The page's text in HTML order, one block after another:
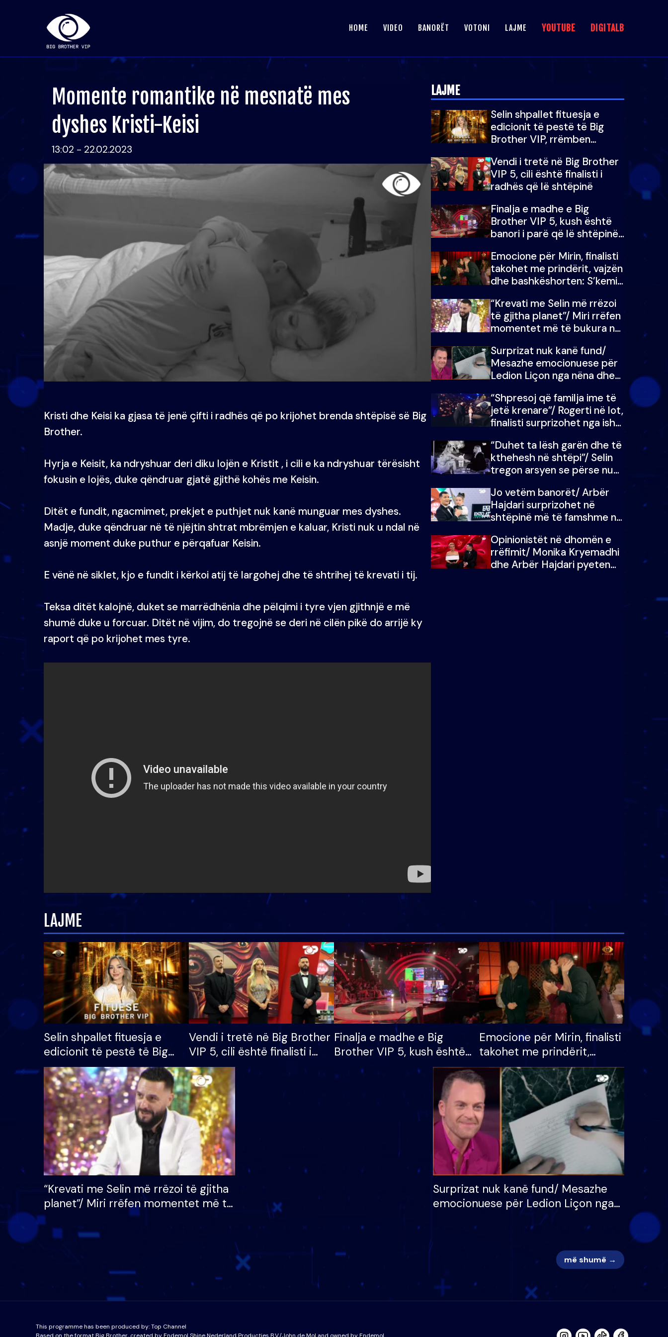
HOME VIDEO BANORËT VOTONI LAJME YOUTUBE DIGITALB
Momente romantike në mesnatë mes
dyshes Kristi-Keisi
13:02 - 22.02.2023
Kristi dhe Keisi ka gjasa të jenë çifti i radhës që po krijohet brenda shtëpisë së Big
Brother.
Hyrja e Keisit, ka ndryshuar deri diku lojën e Kristit , i cili e ka ndryshuar tërësisht
fokusin e lojës, duke qëndruar gjatë gjithë kohës me Keisin.
Ditët e fundit, ngacmimet, prekjet e puthjet nuk kanë munguar mes dyshes.
Madje, duke qëndruar në të njëjtin shtrat mbrëmjen e kaluar, Kristi nuk u ndal në
asnjë moment duke puthur e përqafuar Keisin.
E vënë në siklet, kjo e fundit i kërkoi atij të largohej dhe të shtrihej të krevati i tij.
Teksa ditët kalojnë, duket se marrëdhënia dhe pëlqimi i tyre vjen gjithnjë e më
shumë duke u forcuar. Ditët në vijim, do tregojnë se deri në cilën pikë do arrijë ky
raport që po krijohet mes tyre.
LAJME
Selin shpallet fituesja e
edicionit të pestë të Big
Brother VIP, rrëmben
mijë eurosh
Vendi i tretë në Big Brother
VIP 5, cili është finalisti i
radhës që lë shtëpinë
Finalja e madhe e Big
Brother VIP 5, kush është
banori i parë që lë shtëpinë
fituar çmimin e madh
Emocione për Mirin, finalisti
takohet me prindërit, vajzën
dhe bashkëshorten: S’kemi
“Krevati me Selin më rrëzoi
të gjitha planet”/ Miri rrëfen
momentet më të bukura në
mungojë zilja e mëngjesit
kur…
Surprizat nuk kanë fund/
Mesazhe emocionuese për
Ledion Liçon nga nëna dhe
i mban dot lotët: Nuk
meritoj…
“Shpresoj që familja ime të
jetë krenare”/ Rogerti në lot,
finalisti surprizohet nga ish-
“Duhet ta lësh garën dhe të
kthehesh në shtëpi”/ Selin
tregon arsyen se përse nuk
Doja ta çoja luftën time deri
në fund
Jo vetëm banorët/ Arbër
Hajdari surprizohet në
shtëpinë më të famshme në
me vajzën e tij
Opinionistët në dhomën e
rrëfimit/ Monika Kryemadhi
dhe Arbër Hajdari pyeten
LAJME
Selin shpallet fituesja e
edicionit të pestë të Big
Brother VIP, rrëmben
çmimin e madh prej 100
mijë eurosh
Vendi i tretë në Big Brother
VIP 5, cili është finalisti i
radhës që lë shtëpinë
Finalja e madhe e Big
Brother VIP 5, kush është
banori i parë që lë shtëpinë
dhe humb mundësinë për
të fituar çmimin e madh
Emocione për Mirin, finalisti
takohet me prindërit,
vajzën dhe bashkëshorten:
S’kemi ndonjë letër divorci
apo jo?
“Krevati me Selin më rrëzoi të gjitha
planet”/ Miri rrëfen momentet më të
bukura në shtëpinë e BB VIP: Do më
mungojë zilja e mëngjesit kur…
Surprizat nuk kanë fund/ Mesazhe
emocionuese për Ledion Liçon nga
nëna dhe fëmijët e tij, moderatori
nuk i mban dot lotët: Nuk meritoj…
më shumë →
This programme has been produced by:Top Channel
Based on the format Big Brother, created by Endemol Shine Nederland Producties B.V./John de Mol and owned by Endemol